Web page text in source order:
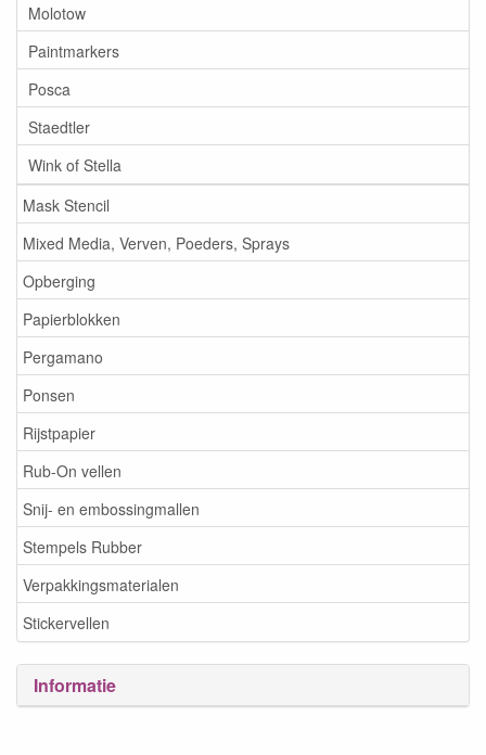
Molotow
Paintmarkers
Posca
Staedtler
Wink of Stella
Mask Stencil
Mixed Media, Verven, Poeders, Sprays
Opberging
Papierblokken
Pergamano
Ponsen
Rijstpapier
Rub-On vellen
Snij- en embossingmallen
Stempels Rubber
Verpakkingsmaterialen
Stickervellen
Informatie